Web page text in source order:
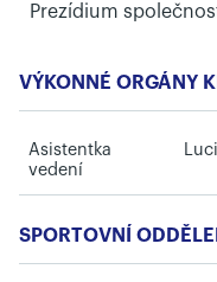
Prezídium
VÝKONNÉ ORGÁNY
Asistentka
vedení
SPORTOVNÍ